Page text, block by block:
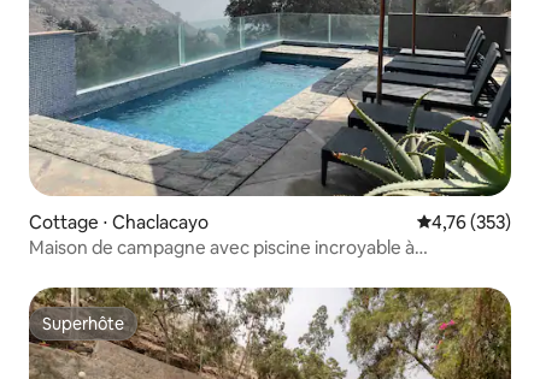
Cottage ⋅ Chaclacayo Évaluation
4,76 (353)
Maison de campagne avec piscine incroyable à
Superhôte
Superhôte